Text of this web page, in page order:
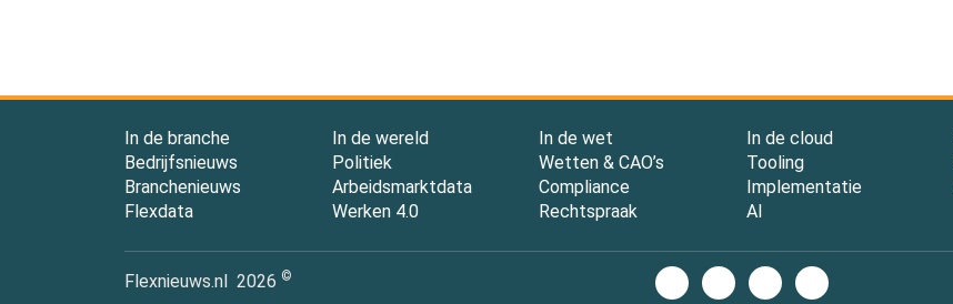
In de branche
Bedrijfsnieuws
Branchenieuws
Flexdata
In de wereld
Politiek
Arbeidsmarktdata
Werken 4.0
In de wet
Wetten & CAO’s
Compliance
Rechtspraak
In de cloud
Tooling
Implementatie
AI
Flexnieuws.nl 2026 ©